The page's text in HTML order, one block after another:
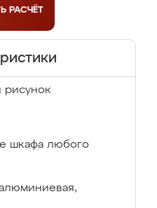
РАСЧЁТ
рисунок
шкафа любого